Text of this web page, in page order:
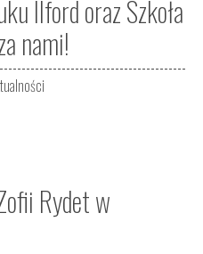
Ilford oraz Szkoła
nami!
Rydet w